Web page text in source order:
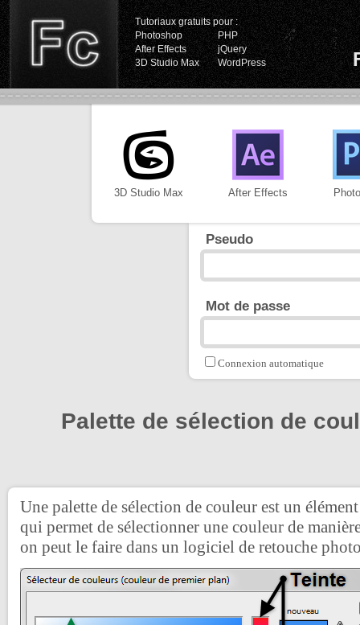
Tutoriaux gratuits pour :
Photoshop
PHP
After Effects
jQuery
3D Studio Max
WordPress
3D Studio Max After Effects
Pseudo
Mot de passe
Connexion automatique
Palette de sélection de
Une palette de sélection de couleur est un
qui permet de sélectionner une couleur de
on peut le faire dans un logiciel de retouche